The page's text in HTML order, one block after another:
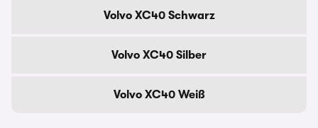
Volvo XC40 Schwarz
Volvo XC40 Silber
Volvo XC40 Weiß